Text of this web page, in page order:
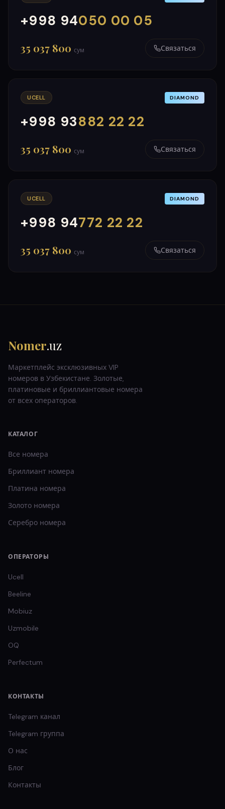
+998 94050 00 05
000
999
35 037 800 сум Связаться
UCELL DIAMOND
+998 93882 22 22
000
999
35 037 800 сум Связаться
UCELL DIAMOND
+998 94772 22 22
000
999
35 037 800 сум Связаться
Nomer.uz
Маркетплейс эксклюзивных VIP
номеров в Узбекистане. Золотые,
платиновые и бриллиантовые номера
от всех операторов.
КАТАЛОГ
Все номера
Бриллиант номера
Платина номера
Золото номера
Серебро номера
ОПЕРАТОРЫ
Ucell
Beeline
Mobiuz
Uzmobile
OQ
Perfectum
КОНТАКТЫ
Telegram канал
Telegram группа
О нас
Блог
Контакты